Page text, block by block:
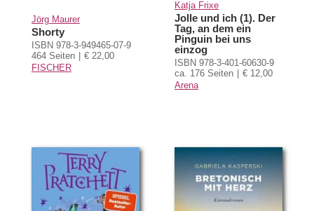
Jörg Maurer
Shorty
ISBN 978-3-949465-07-9
464 Seiten
€ 22,00
FISCHER
Katja Frixe
Jolle und ich (1). Der
Tag, an dem ein
Pinguin bei uns
einzog
ISBN 978-3-401-60630-9
ca. 176 Seiten
€ 12,00
Arena